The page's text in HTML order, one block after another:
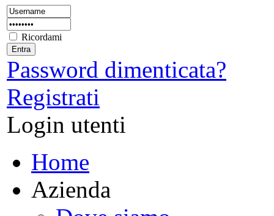
Ricordami
Password dimenticata?
Registrati
Login utenti
Home
Azienda